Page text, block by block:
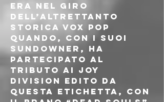
Era nel giro
dell’altrettanto
storica Vox Pop
quando, con i suoi
Sundowner, ha
partecipato al
tributo ai Joy
Division edito da
questa etichetta, con